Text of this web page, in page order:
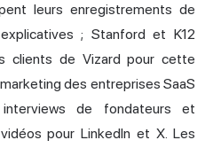
leurs enregistrements de
; Stanford et K12
clients de Vizard pour cette
des entreprises SaaS
interviews de fondateurs et
pour LinkedIn et X. Les